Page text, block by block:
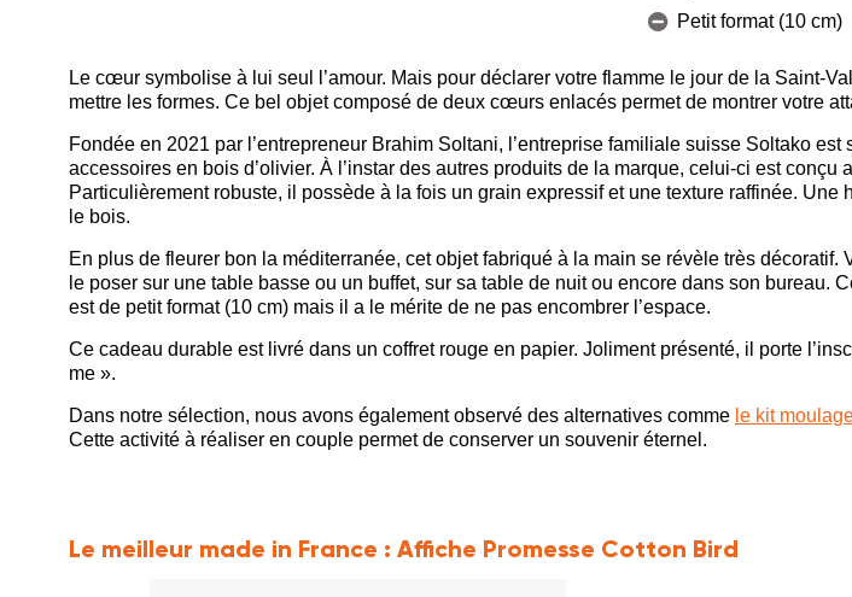
Petit format (10 cm)
Le cœur symbolise à lui seul l’amour. Mais pour déclarer votre flamme le jour de la Saint-
mettre les formes. Ce bel objet composé de deux cœurs enlacés permet de montrer votre
Fondée en 2021 par l’entrepreneur Brahim Soltani, l’entreprise familiale suisse Soltako
accessoires en bois d’olivier. À l’instar des autres produits de la marque, celui-ci est conçu
Particulièrement robuste, il possède à la fois un grain expressif et une texture raffinée. Une
le bois.
En plus de fleurer bon la méditerranée, cet objet fabriqué à la main se révèle très décoratif.
le poser sur une table basse ou un buffet, sur sa table de nuit ou encore dans son bureau.
est de petit format (10 cm) mais il a le mérite de ne pas encombrer l’espace.
Ce cadeau durable est livré dans un coffret rouge en papier. Joliment présenté, il porte
me ».
Dans notre sélection, nous avons également observé des alternatives comme le kit
Cette activité à réaliser en couple permet de conserver un souvenir éternel.
Le meilleur made in France : Affiche Promesse Cotton Bird